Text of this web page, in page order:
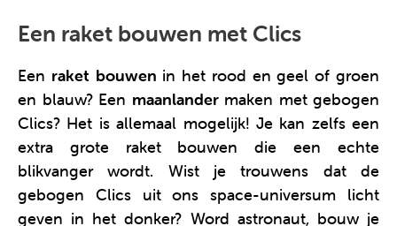
Een raket bouwen met Clics
Een raket bouwen in het rood en geel of groen
en blauw? Een maanlandermaken met gebogen
Clics? Het is allemaal mogelijk! Je kan zelfs een
extra grote raket bouwen die een echte
blikvanger wordt. Wist je trouwens dat de
gebogen Clics uit ons space-universum licht
geven in het donker? Word astronaut, bouw je